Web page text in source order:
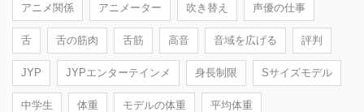
アニメ関係 アニメーター 吹き替え 声優の仕事
舌 舌の筋肉 舌筋 高音 音域を広げる 評判
JYP JYPエンターテインメ 身長制限 Sサイズモデル
中学生 体重 モデルの体重 平均体重